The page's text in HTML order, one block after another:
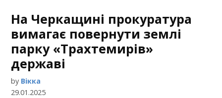
На Черкащині прокуратура
вимагає повернути землі
парку «Трахтемирів»
державі
by Вікка
29.01.2025